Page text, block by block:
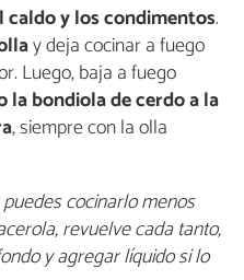
caldo y los condimentos.
y deja cocinar a fuego
Luego, baja a fuego
la bondiola de cerdo a la
, siempre con la olla
cocinarlo menos
revuelve cada tanto,
y agregar líquido si lo